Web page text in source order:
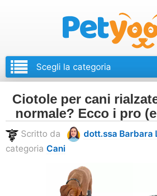
Ciotole per cani
normale? Ecco i pro
Scritto da dott.ssa Barbara
categoria Cani